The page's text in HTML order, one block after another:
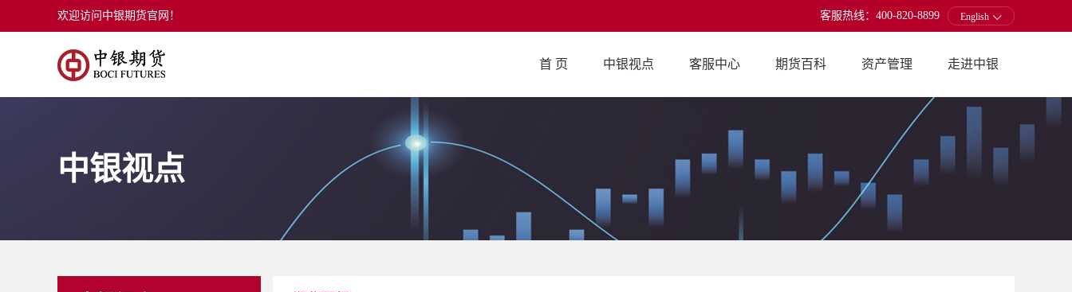
欢迎访问中银期货官网！ 客服热线：400-820-8899 English
首 页 中银视点 客服中心 期货百科 资产管理 走进中银
中银视点